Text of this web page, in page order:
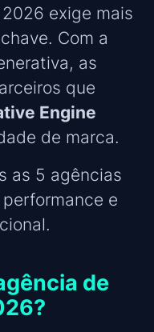
exige mais
Com a
as
que
Engine
de marca.
as 5 agências
e
de